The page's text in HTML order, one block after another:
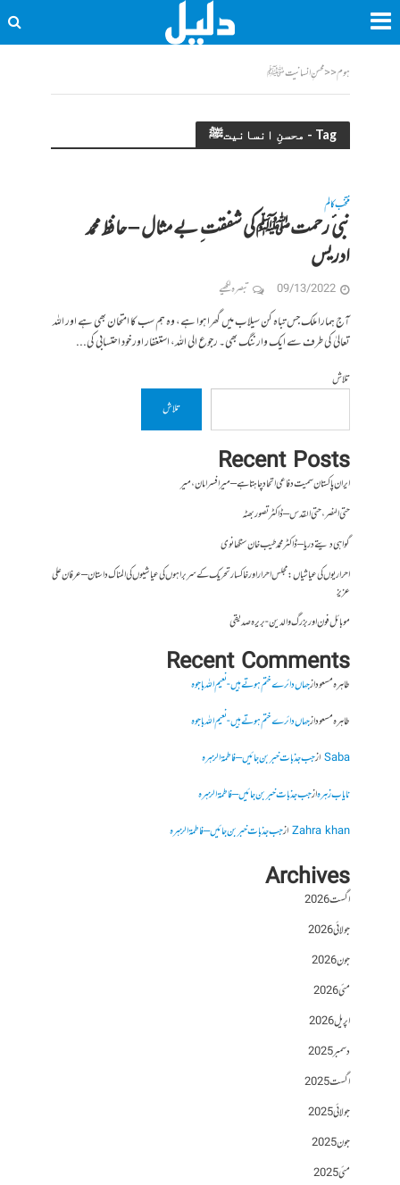
ہوم<<محسنِ انسانیتﷺ
Tag - محسنِ انسانیتﷺ
منتخب کالم
نبی ٔ رحمتﷺ کی شفقت ِ بے مثال – حافظ محمد
ادریس
09/13/2022 تبصرہ لکھیے
آج ہمارا ملک جس تباہ کن سیلاب میں گھرا ہوا ہے، وہ ہم سب کا امتحان بھی ہے اور اللہ
تعالیٰ کی طرف سے ایک وارننگ بھی۔ رجوع الی اللہ، استغفار اور خود احتسابی کی...
تلاش
تلاش
Recent Posts
ایران پاکستان سمیت دفاعی اتحاد چاہتا ہے – میر افسر امان،میر
حتی النصر ، حتی القدس – ڈاکٹر تصور بھٹہ
گواہی دیتے دریا – ڈاکٹر محمد طیب خان سنگھانوی
احراریوں کی عیاشیاں : مجلس احرار اور خاکسار تحریک کے سربراہوں کی عیاشیوں کی المناک داستان – عرفان علی
عزیز
موبائل فون اور بزرگ والدین- بریرہ صدیقی
Recent Comments
طاہرہ مسعودازجہاں دائرے ختم ہوتے ہیں- نعیم اللہ باجوہ
طاہرہ مسعودازجہاں دائرے ختم ہوتے ہیں- نعیم اللہ باجوہ
Sabaازجب جذبات خبر بن جائیں – فاطمۃالزہرہ
نایاب زہرہازجب جذبات خبر بن جائیں – فاطمۃالزہرہ
Zahra khanازجب جذبات خبر بن جائیں – فاطمۃالزہرہ
Archives
اگست 2026
جولائی 2026
جون 2026
مئی 2026
اپریل 2026
دسمبر 2025
اگست 2025
جولائی 2025
جون 2025
مئی 2025